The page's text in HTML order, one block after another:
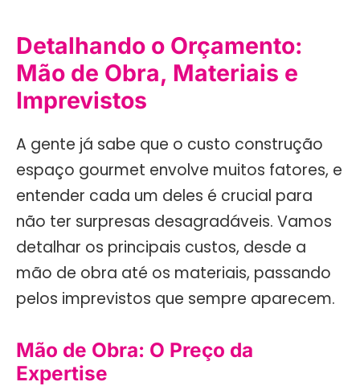
Detalhando o Orçamento:
Mão de Obra, Materiais e
Imprevistos
A gente já sabe que o custo construção
espaço gourmet envolve muitos fatores, e
entender cada um deles é crucial para
não ter surpresas desagradáveis. Vamos
detalhar os principais custos, desde a
mão de obra até os materiais, passando
pelos imprevistos que sempre aparecem.
Mão de Obra: O Preço da
Expertise